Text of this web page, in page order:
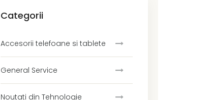
Categorii
Accesorii telefoane si tablete
General Service
Noutati din Tehnologie